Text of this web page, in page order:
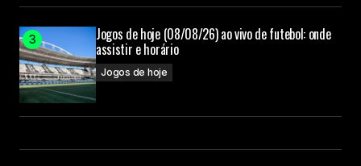
Jogos de hoje (08/08/26) ao vivo de futebol: onde
assistir e horário
Jogos de hoje